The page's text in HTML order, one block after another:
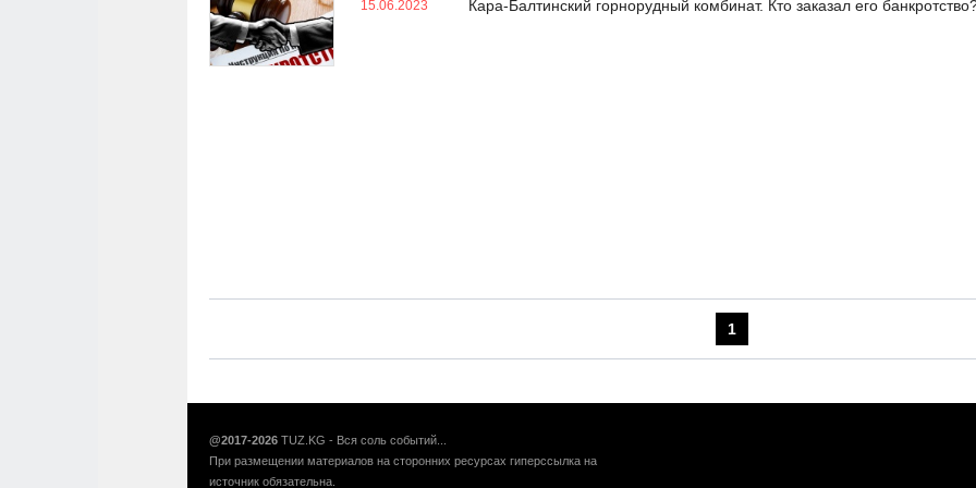
15.06.2023 Кара-Балтинский горнорудный комбинат. Кто заказал его
1
@2017-2026 TUZ.KG - Вся соль событий...
При размещении материалов на сторонних ресурсах гиперссылка на
источник обязательна.